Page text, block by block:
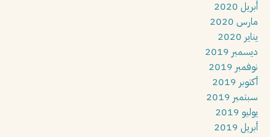
أبريل 2020
مارس 2020
يناير 2020
ديسمبر 2019
نوفمبر 2019
أكتوبر 2019
سبتمبر 2019
يوليو 2019
أبريل 2019